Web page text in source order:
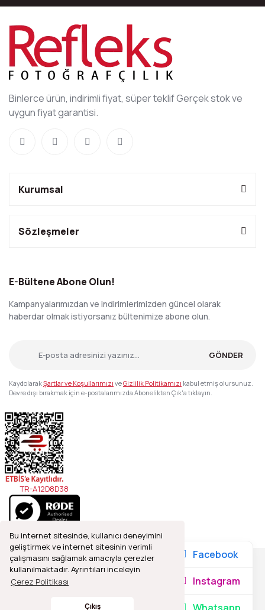
Bu internet sitesinde, kullanıcı deneyimini
geliştirmek ve internet sitesinin verimli
çalışmasını sağlamak amacıyla çerezler
kullanılmaktadır. Ayrıntıları inceleyin
Çerez Politikası
Çıkış
Binlerce ürün, indirimli fiyat, süper teklif Gerçek stok ve
uygun fiyat garantisi.
Kurumsal
Sözleşmeler
E-Bültene Abone Olun!
Kampanyalarımızdan ve indirimlerimizden güncel olarak
haberdar olmak istiyorsanız bültenimize abone olun.
GÖNDER
KaydolarakŞartlar ve Koşullarımızı veGizlilik Politikamızı kabul etmiş olursunuz.
Devre dışı bırakmak için e-postalarımızda Abonelikten Çık'a tıklayın.
TR-A12D8D38
2021© Refleks Fotoğrafçılık, Tüm Hakları Saklıdır.
Facebook
Instagram